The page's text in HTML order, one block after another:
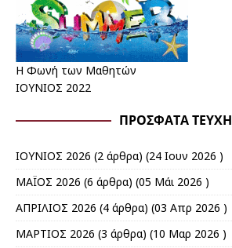
Η Φωνή των Μαθητών
ΙΟΥΝΙΟΣ 2022
ΠΡΌΣΦΑΤΑ ΤΕΎΧΗ
ΙΟΥΝΙΟΣ 2026 (2 άρθρα) (24 Ιουν 2026 )
ΜΑΪΟΣ 2026 (6 άρθρα) (05 Μάι 2026 )
ΑΠΡΙΛΙΟΣ 2026 (4 άρθρα) (03 Απρ 2026 )
ΜΑΡΤΙΟΣ 2026 (3 άρθρα) (10 Μαρ 2026 )